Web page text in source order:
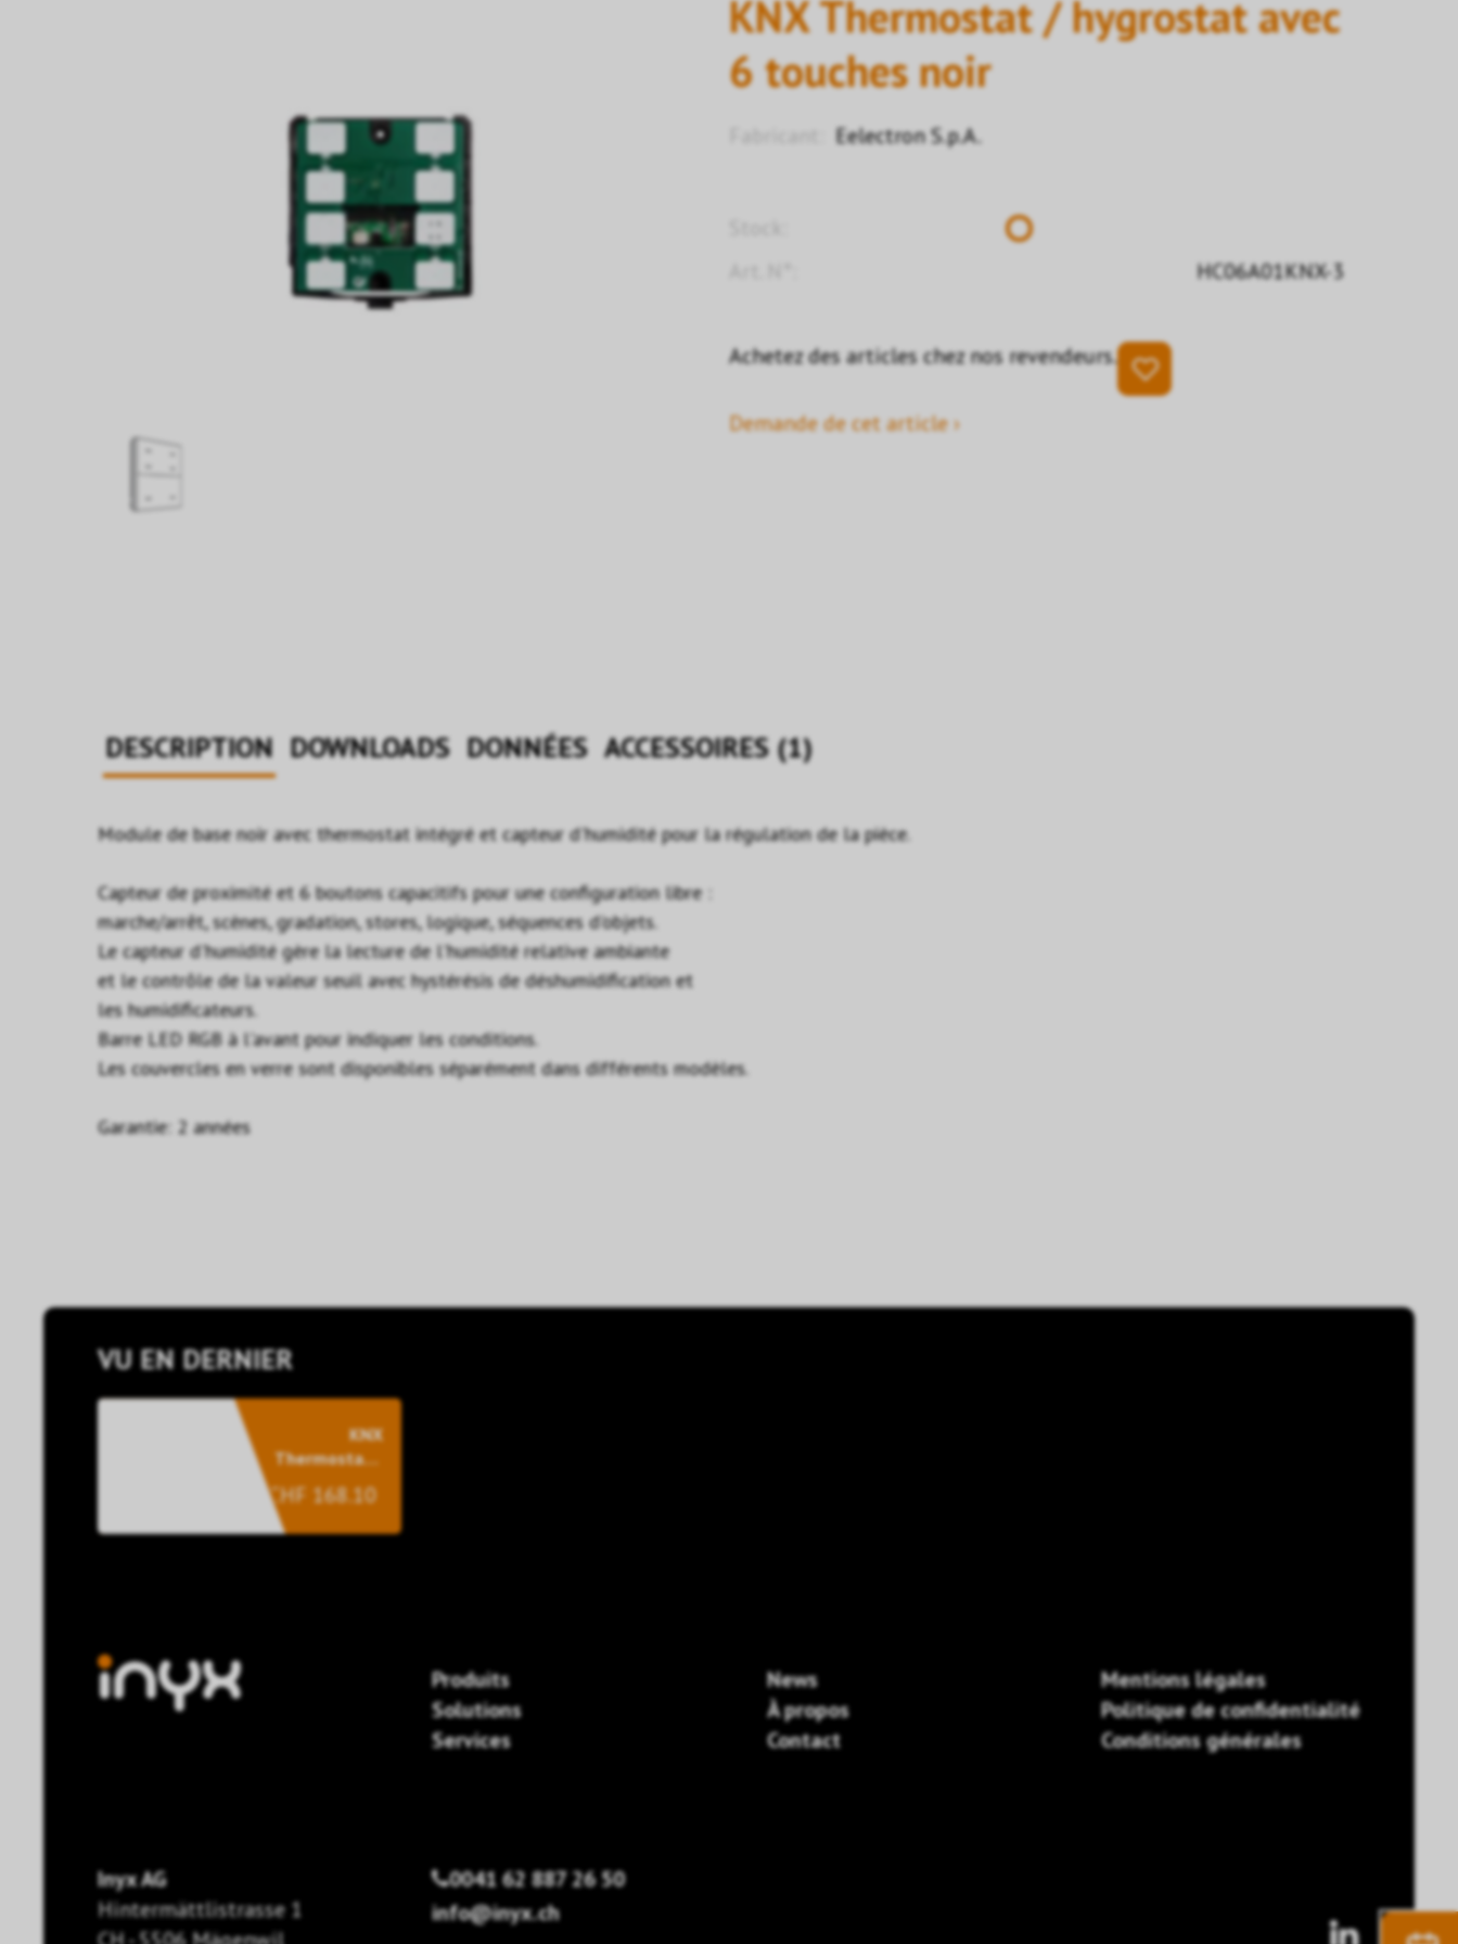
KNX Thermostat / hygrostat avec
6 touches noir
Eelectron S.p.A.
HC06A01KNX-3
Achetez des articles chez nos revendeurs.
Demande de cet article ›
DESCRIPTION DOWNLOADS DONNÉES ACCESSOIRES (1)
Module de base noir avec thermostat intégré et capteur d'humidité pour la régulation de la pièce.
Capteur de proximité et 6 boutons capacitifs pour une configuration libre :
marche/arrêt, scènes, gradation, stores, logique, séquences d'objets.
Le capteur d'humidité gère la lecture de l'humidité relative ambiante
et le contrôle de la valeur seuil avec hystérésis de déshumidification et
les humidificateurs.
Barre LED RGB à l'avant pour indiquer les conditions.
Les couvercles en verre sont disponibles séparément dans différents modèles.
Garantie: 2 années
VU EN DERNIER
KNX
Thermostat /
hygrostat
avec 6
touches noir
CHF 168.10
Produits
Solutions
Services
News
À propos
Contact
Mentions légales
Politique de confidentialité
Conditions générales
Inyx AG
Hintermättlistrasse 1
0041 62 887 26 50
info@inyx.ch